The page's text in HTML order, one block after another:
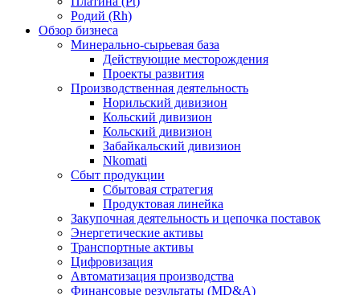
Родий (Rh)
Обзор бизнеса
Минерально-сырьевая база
Действующие месторождения
Проекты развития
Производственная деятельность
Норильский дивизион
Кольский дивизион
Кольский дивизион
Забайкальский дивизион
Nkomati
Сбыт продукции
Сбытовая стратегия
Продуктовая линейка
Закупочная деятельность и цепочка поставок
Энергетические активы
Транспортные активы
Цифровизация
Автоматизация производства
Финансовые результаты (MD&A)